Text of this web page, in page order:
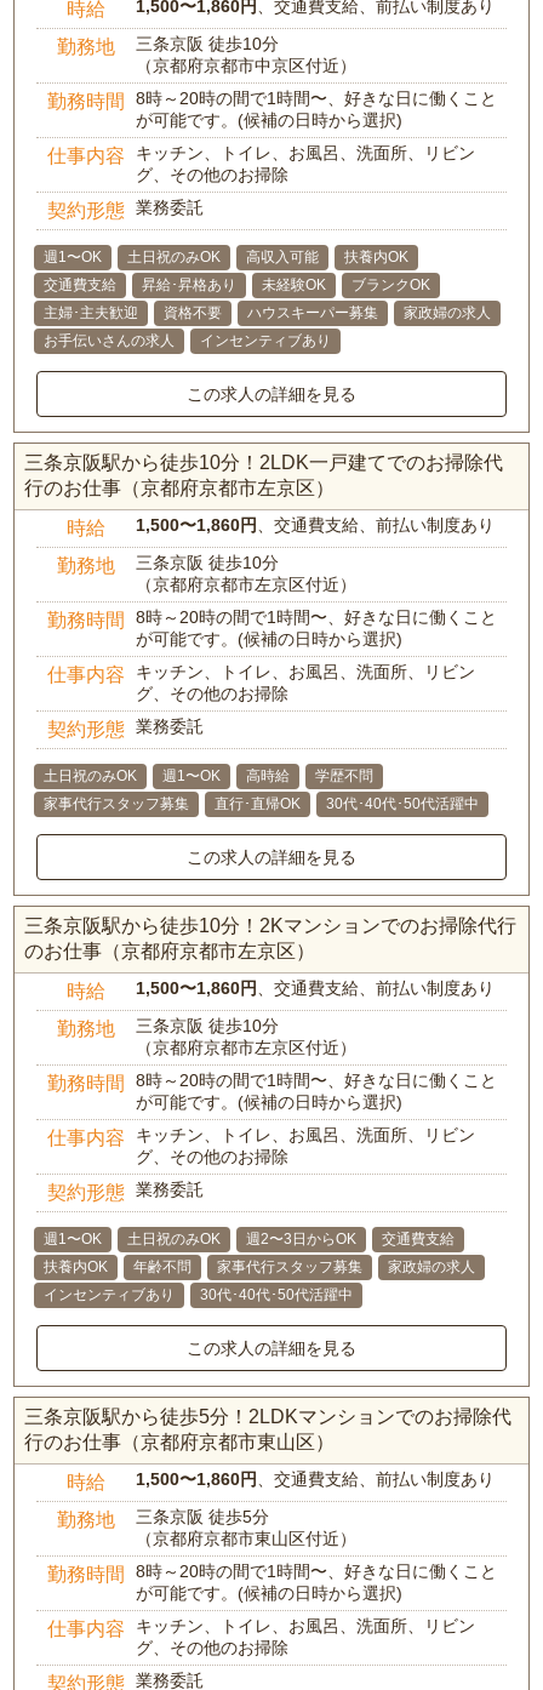
時給 1,500〜1,860円 、交通費支給、前払い制度あり
勤務地
三条京阪 徒歩10分
（京都府京都市中京区付近）
勤務時間
8時～20時の間で1時間〜、好きな日に働くこと
が可能です。(候補の日時から選択)
仕事内容
キッチン、トイレ、お風呂、洗面所、リビン
グ、その他のお掃除
契約形態 業務委託
週1〜OK 土日祝のみOK 高収入可能
扶養内OK
交通費支給
昇給･昇格あり 未経験OK
ブランクOK
主婦･主夫歓迎
資格不要 ハウスキーパー募集
家政婦の求人
お手伝いさんの求人
インセンティブあり
この求人の詳細を見る
三条京阪駅から徒歩10分！2LDK一戸建てでのお掃除代
行のお仕事（京都府京都市左京区）
時給 1,500〜1,860円 、交通費支給、前払い制度あり
勤務地
三条京阪 徒歩10分
（京都府京都市左京区付近）
勤務時間
8時～20時の間で1時間〜、好きな日に働くこと
が可能です。(候補の日時から選択)
仕事内容
キッチン、トイレ、お風呂、洗面所、リビン
グ、その他のお掃除
契約形態 業務委託
土日祝のみOK 週1〜OK 高時給
学歴不問
家事代行スタッフ募集
直行･直帰OK 30代･40代･50代活躍中
この求人の詳細を見る
三条京阪駅から徒歩10分！2Kマンションでのお掃除代行
のお仕事（京都府京都市左京区）
時給 1,500〜1,860円 、交通費支給、前払い制度あり
勤務地
三条京阪 徒歩10分
（京都府京都市左京区付近）
勤務時間
8時～20時の間で1時間〜、好きな日に働くこと
が可能です。(候補の日時から選択)
仕事内容
キッチン、トイレ、お風呂、洗面所、リビン
グ、その他のお掃除
契約形態 業務委託
週1〜OK 土日祝のみOK 週2〜3日からOK
交通費支給
扶養内OK
年齢不問 家事代行スタッフ募集
家政婦の求人
インセンティブあり
30代･40代･50代活躍中
この求人の詳細を見る
三条京阪駅から徒歩5分！2LDKマンションでのお掃除代
行のお仕事（京都府京都市東山区）
時給 1,500〜1,860円 、交通費支給、前払い制度あり
勤務地
三条京阪 徒歩5分
（京都府京都市東山区付近）
勤務時間
8時～20時の間で1時間〜、好きな日に働くこと
が可能です。(候補の日時から選択)
仕事内容
キッチン、トイレ、お風呂、洗面所、リビン
グ、その他のお掃除
契約形態 業務委託